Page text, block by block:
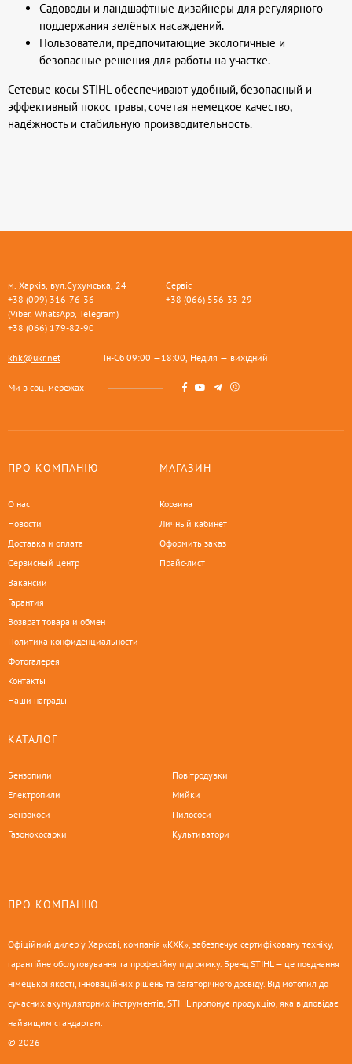
Садоводы и ландшафтные дизайнеры для регулярного
поддержания зелёных насаждений.
Пользователи, предпочитающие экологичные и
безопасные решения для работы на участке.
Сетевые косы STIHL обеспечивают удобный, безопасный и
эффективный покос травы, сочетая немецкое качество,
надёжность и стабильную производительность.
м. Харків, вул.Сухумська, 24
+38 (099) 316-76-36
(Viber, WhatsApp, Telegram)
+38 (066) 179-82-90
Сервіс
+38 (066) 556-33-29
khk@ukr.net Пн-Сб 09:00 —18:00, Неділя — вихідний
Ми в соц. мережах
ПРО КОМПАНІЮ
О нас
Новости
Доставка и оплата
Сервисный центр
Вакансии
Гарантия
Возврат товара и обмен
Политика конфиденциальности
Фотогалерея
Контакты
Наши награды
МАГАЗИН
Корзина
Личный кабинет
Оформить заказ
Прайс-лист
КАТАЛОГ
Бензопили
Електропили
Бензокоси
Газонокосарки
Повітродувки
Мийки
Пилососи
Культиватори
ПРО КОМПАНІЮ
Офіційний дилер у Харкові, компанія «КХК», забезпечує сертифіковану техніку,
гарантійне обслуговування та професійну підтримку. Бренд STIHL — це поєднання
німецької якості, інноваційних рішень та багаторічного досвіду. Від мотопил до
сучасних акумуляторних інструментів, STIHL пропонує продукцію, яка відповідає
найвищим стандартам.
© 2026